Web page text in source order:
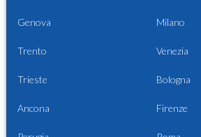
Genova Milano
Trento Venezia
Trieste Bologna
Ancona Firenze